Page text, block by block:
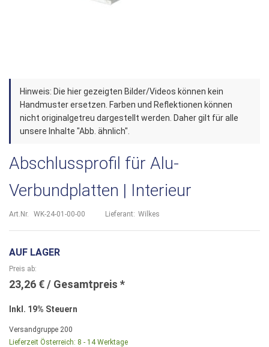
Zum
Anfang
der
Bildergalerie
Hinweis: Die hier gezeigten Bilder/Videos können kein
Handmuster ersetzen. Farben und Reflektionen können
nicht originalgetreu dargestellt werden. Daher gilt für alle
unsere Inhalte "Abb. ähnlich".
Abschlussprofil für Alu-
Verbundplatten | Interieur
Art.Nr. WK-24-01-00-00 Lieferant: Wilkes
AUF LAGER
Preis ab
23,26 €
Inkl. 19% Steuern
Versandgruppe 200
Lieferzeit Österreich: 8 - 14 Werktage